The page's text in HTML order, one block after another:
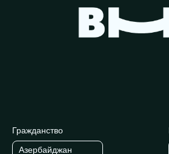
Гражданство